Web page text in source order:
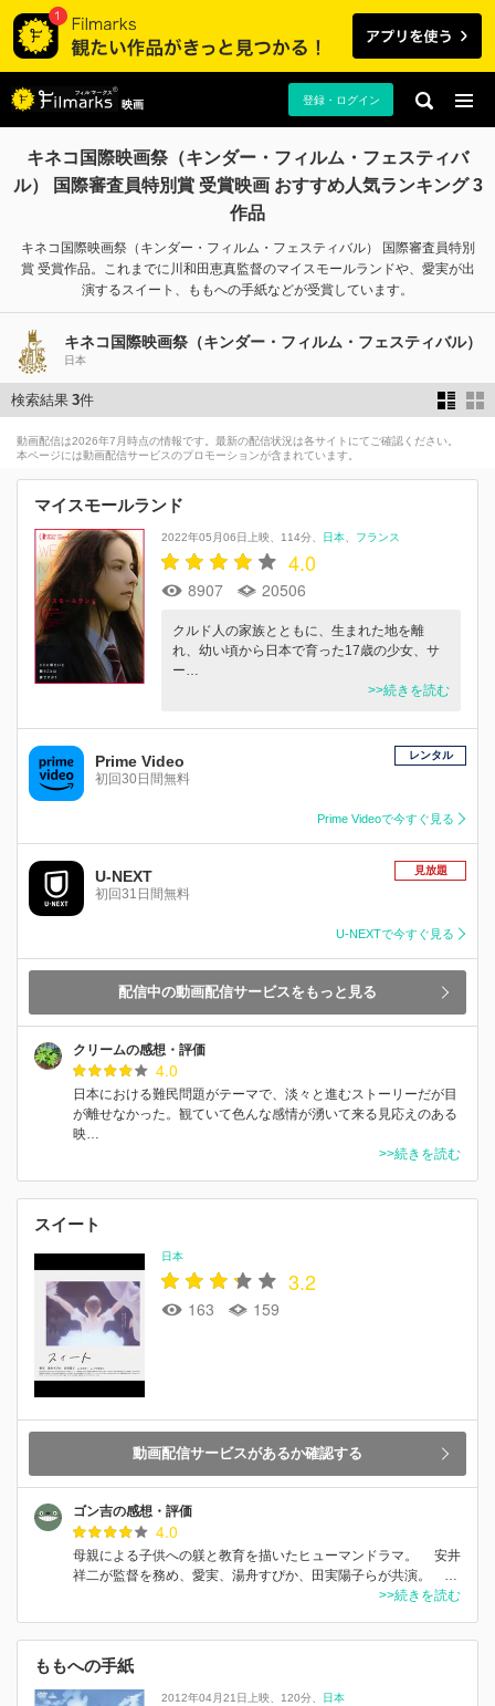
映画 登録・ログイン
キネコ国際映画祭（キンダー・フィルム・フェスティバ
ル） 国際審査員特別賞 受賞映画 おすすめ人気ランキング 3
作品
キネコ国際映画祭（キンダー・フィルム・フェスティバル） 国際審査員特別
賞 受賞作品。これまでに川和⽥恵真監督のマイスモールランドや、愛実が出
演するスイート、ももへの手紙などが受賞しています。
キネコ国際映画祭（キンダー・フィルム・フェスティバル）
日本
検索結果 3件
動画配信は2026年7月時点の情報です。最新の配信状況は各サイトにてご確認ください。
本ページには動画配信サービスのプロモーションが含まれています。
マイスモールランド
2022年05月06日上映 114分 日本 フランス
4.0
8907 20506
クルド人の家族とともに、生まれた地を離
れ、幼い頃から日本で育った17歳の少女、サ
ー…
>>続きを読む
Prime Video
初回30日間無料
レンタル
Prime Videoで今すぐ見る
U-NEXT
初回31日間無料
見放題
U-NEXTで今すぐ見る
配信中の動画配信サービスをもっと見る
クリームの感想・評価
4.0
日本における難民問題がテーマで、淡々と進むストーリーだが目
が離せなかった。観ていて色んな感情が湧いて来る見応えのある
映…
>>続きを読む
スイート
日本
3.2
163 159
動画配信サービスがあるか確認する
ゴン吉の感想・評価
4.0
母親による子供への躾と教育を描いたヒューマンドラマ。 安井
祥二が監督を務め、愛実、湯舟すぴか、田実陽子らが共演。 …
>>続きを読む
ももへの手紙
2012年04月21日上映 120分
日本